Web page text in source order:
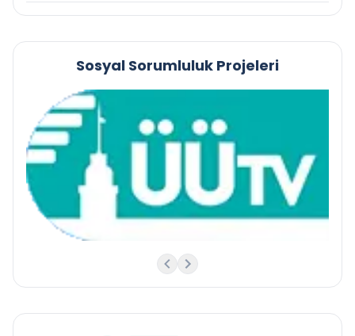
Sosyal Sorumluluk Projeleri